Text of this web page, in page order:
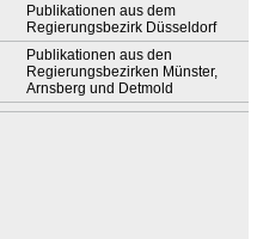
Publikationen aus dem
Regierungsbezirk Düsseldorf
Publikationen aus den
Regierungsbezirken Münster,
Arnsberg und Detmold